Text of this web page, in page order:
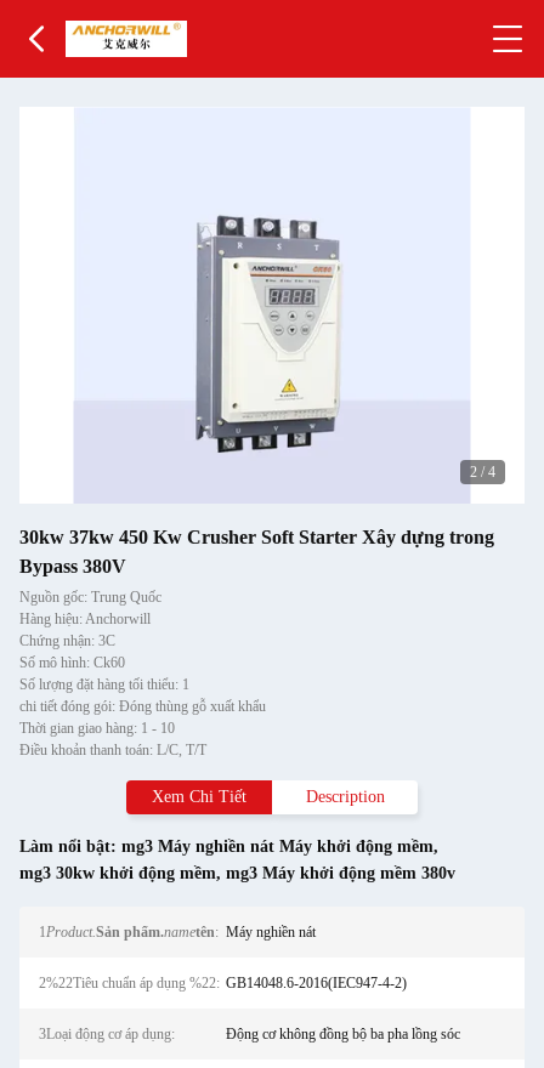
2 / 4
30kw 37kw 450 Kw Crusher Soft Starter Xây dựng trong
Bypass 380V
Nguồn gốc: Trung Quốc
Hàng hiệu: Anchorwill
Chứng nhận: 3C
Số mô hình: Ck60
Số lượng đặt hàng tối thiểu: 1
chi tiết đóng gói: Đóng thùng gỗ xuất khẩu
Thời gian giao hàng: 1 - 10
Điều khoản thanh toán: L/C, T/T
Xem Chi Tiết Description
Làm nổi bật: mg3 Máy nghiền nát Máy khởi động mềm,
mg3 30kw khởi động mềm, mg3 Máy khởi động mềm 380v
1Product.Sản phẩm.nametên: Máy nghiền nát
2%22Tiêu chuẩn áp dụng %22: GB14048.6-2016(IEC947-4-2)
3Loại động cơ áp dụng: Động cơ không đồng bộ ba pha lồng sóc